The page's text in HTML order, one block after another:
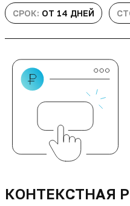
СРОК: ОТ 14 ДНЕЙ
КОНТЕКСТНАЯ